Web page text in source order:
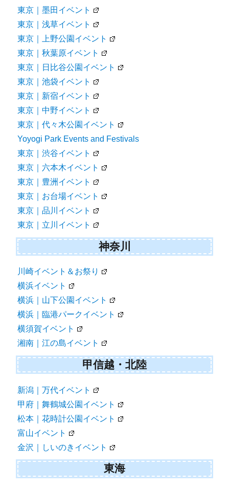
東京｜墨田イベント
東京｜浅草イベント
東京｜上野公園イベント
東京｜秋葉原イベント
東京｜日比谷公園イベント
東京｜池袋イベント
東京｜新宿イベント
東京｜中野イベント
東京｜代々木公園イベント
Yoyogi Park Events and Festivals
東京｜渋谷イベント
東京｜六本木イベント
東京｜豊洲イベント
東京｜お台場イベント
東京｜品川イベント
東京｜立川イベント
神奈川
川崎イベント＆お祭り
横浜イベント
横浜｜山下公園イベント
横浜｜臨港パークイベント
横須賀イベント
湘南｜江の島イベント
甲信越・北陸
新潟｜万代イベント
甲府｜舞鶴城公園イベント
松本｜花時計公園イベント
富山イベント
金沢｜しいのきイベント
東海